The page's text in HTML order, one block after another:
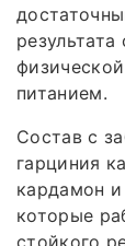
питанием.
Состав с
гарциния
кардамон
которые
стойкого